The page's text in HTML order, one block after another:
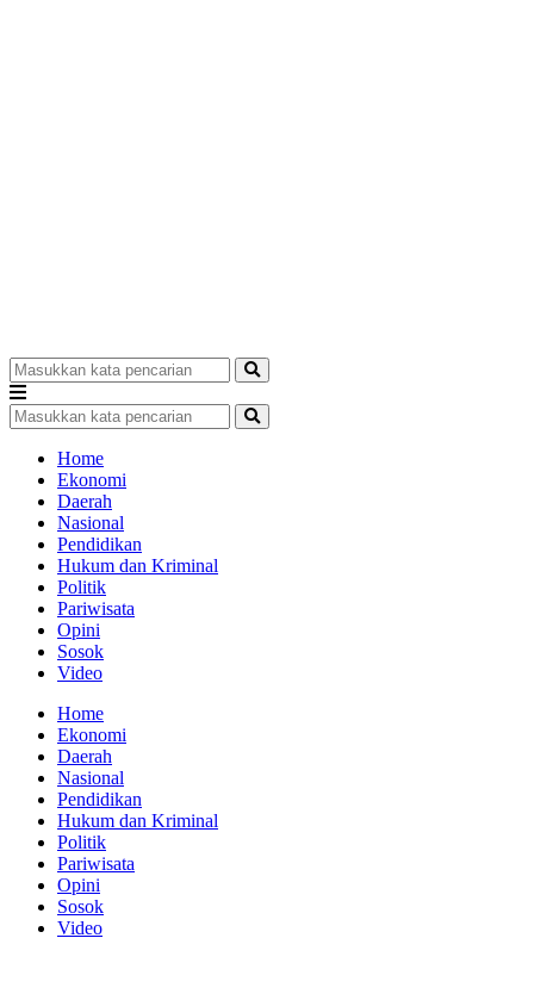
Home
Ekonomi
Daerah
Nasional
Pendidikan
Hukum dan Kriminal
Politik
Pariwisata
Opini
Sosok
Video
Home
Ekonomi
Daerah
Nasional
Pendidikan
Hukum dan Kriminal
Politik
Pariwisata
Opini
Sosok
Video